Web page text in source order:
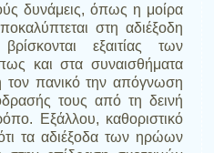
δυνάμεις, όπως η μοίρα
στη αδιέξοδη
εξαιτίας των
και στα συναισθήματα
πανικό την απόγνωση
τους από τη δεινή
Εξάλλου, καθοριστικό
ότι τα αδιέξοδα των ηρώων